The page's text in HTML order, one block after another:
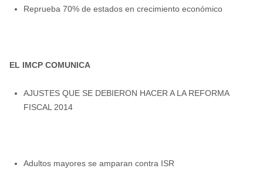
Reprueba 70% de estados en crecimiento económico
EL IMCP COMUNICA
AJUSTES QUE SE DEBIERON HACER A LA REFORMA
FISCAL 2014
Adultos mayores se amparan contra ISR